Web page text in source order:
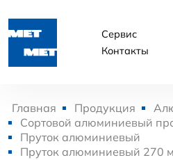
Сервис
Контакты
Главная Продукция
Сортовой алюминиевый
Пруток алюминиевый
Пруток алюминиевый 270